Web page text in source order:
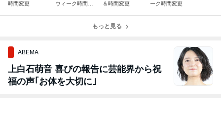
時間変更
ウィーク時間変
＆時間変更
ーク時間変更
もっと見る
ABEMA
上白石萌音 喜びの報告に芸能界から祝
福の声｢お体を大切に｣